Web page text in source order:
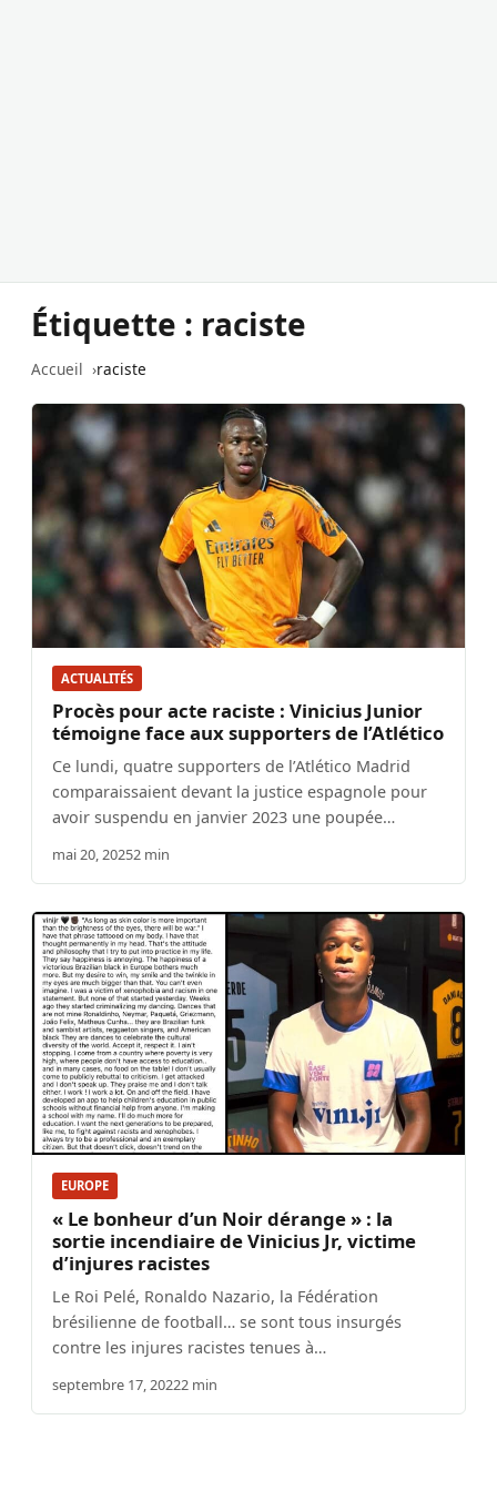
Étiquette : raciste
Accueil raciste
ACTUALITÉS
Procès pour acte raciste : Vinicius Junior
témoigne face aux supporters de l’Atlético
Ce lundi, quatre supporters de l’Atlético Madrid
comparaissaient devant la justice espagnole pour
avoir suspendu en janvier 2023 une poupée…
mai 20, 20252 min
EUROPE
« Le bonheur d’un Noir dérange » : la
sortie incendiaire de Vinicius Jr, victime
d’injures racistes
Le Roi Pelé, Ronaldo Nazario, la Fédération
brésilienne de football… se sont tous insurgés
contre les injures racistes tenues à…
septembre 17, 20222 min